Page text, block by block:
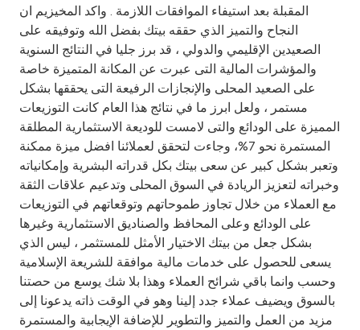
المقبلة بعد استيفاء الموافقات اللازمة . واكد المخيزيم ان
النجاح والتميز الذي حققه بيتك بفضل الله وتوفيقه على
الصعيدين الإقليمي والدولي ، قد برز جليا في النتائج السنوية
والمؤشرات المالية التى عبرت عن المكانة المتميزة خاصة
على الصعيد المحلى والإنجازات الرفيعة التى يحققها بشكل
مستمر ، ولعل ابرز ما في نتائج هذا العام كانت التوزيعات
المميزة على الودائع والتى لامست للوديعة الاستثمارية المطلقة
المستمرة نحو 7%، وجاءت لتحقق لعملائنا افضل ميزة ممكنة
وتعبر بشكل كبير عن سعى بيتك بكل قدراته البشرية وإمكانياته
وخبراته لتعزيز الريادة في السوق المحلى وتدعيم علاقات الثقة
مع العملاء من خلال تجاوز طموحاتهم وتوقعاتهم في التوزيعات
على الودائع وعلى المحافظ والصناديق الاستثمارية وغيرها
بشكل جعل من بيتك الاختيار الأمثل للمستثمر ، ليس الذي
يسعى للحصول على خدمات مالية موافقة للشريعة الإسلامية
وحسب وانما باقي شرائح العملاء وهذا بلا شك يوسع من حصتنا
بالسوق ويضيف عملاء جدد إلينا وهو في الوقت ذاته يدعونا إلى
مزيد من العمل والتميز والتطوير للإضافة الإيجابية والمستمرة